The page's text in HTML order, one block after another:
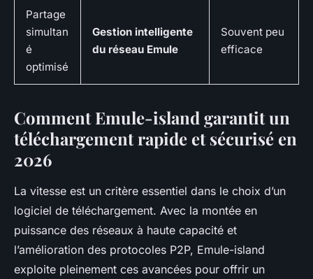
Partage
simultan
é
optimisé
Gestion intelligente
du réseau Emule
Souvent peu
efficace
Comment Emule-island garantit un
téléchargement rapide et sécurisé en
2026
La vitesse est un critère essentiel dans le choix d’un
logiciel de téléchargement. Avec la montée en
puissance des réseaux à haute capacité et
l’amélioration des protocoles P2P, Emule-island
exploite pleinement ces avancées pour offrir un